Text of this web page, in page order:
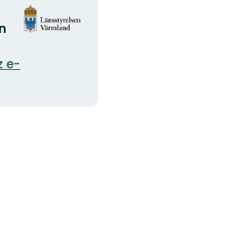
e-
Logotyp
organizacji